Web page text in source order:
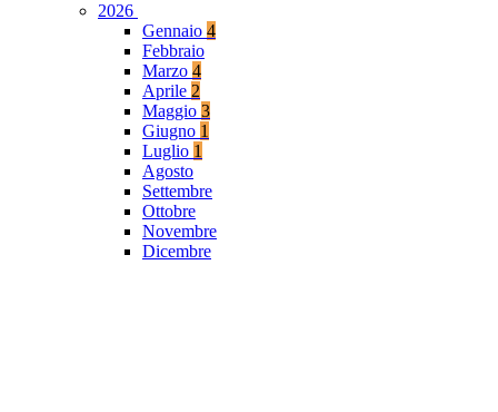
2026
Gennaio 4
Febbraio
Marzo 4
Aprile 2
Maggio 3
Giugno 1
Luglio 1
Agosto
Settembre
Ottobre
Novembre
Dicembre